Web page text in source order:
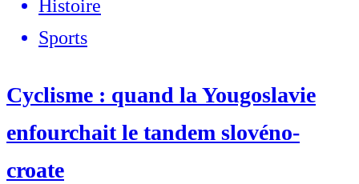
Histoire
Sports
Cyclisme : quand la Yougoslavie
enfourchait le tandem slovéno-
croate